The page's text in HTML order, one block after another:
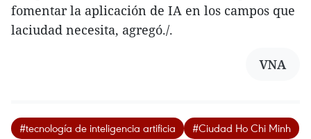
fomentar la aplicación de IA en los campos que
laciudad necesita, agregó./.
VNA
#tecnología de inteligencia artificia
#Ciudad Ho Chi Minh